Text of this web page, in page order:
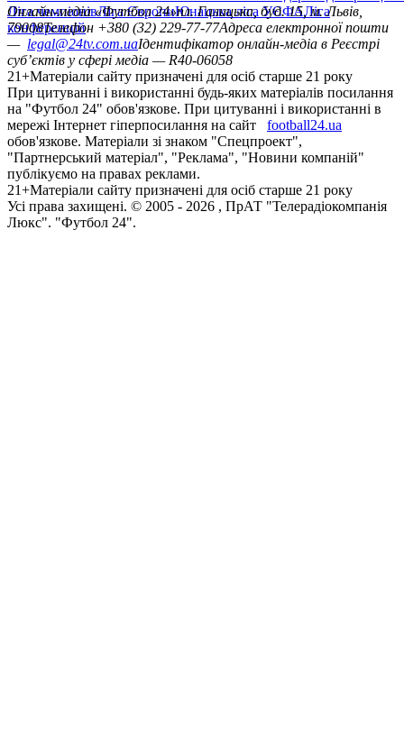
Ліга чемпіонівЛіга ЄвропиЮнацька ліга УЄФАЛіга
конференцій
Онлайн-медіа «Футбол 24»пл. Галицька, буд. 15, м. Львів,
79008Телефон +380 (32) 229-77-77Адреса електронної пошти
— legal@24tv.com.uaІдентифікатор онлайн-медіа в Реєстрі
суб’єктів у сфері медіа — R40-06058
21+Матеріали сайту призначені для осіб старше 21 року
При цитуванні і використанні будь-яких матеріалів посилання
на "Футбол 24" обов'язкове. При цитуванні і використанні в
мережі Інтернет гіперпосилання на сайт
football24.ua
обов'язкове. Матеріали зі знаком "Спецпроект",
"Партнерський матеріал", "Реклама", "Новини компаній"
публікуємо на правах реклами.
21+Матеріали сайту призначені для осіб старше 21 року
Усi права захищенi. © 2005 - 2026 , ПрАТ "Телерадіокомпанія
Люкс". "Футбол 24".